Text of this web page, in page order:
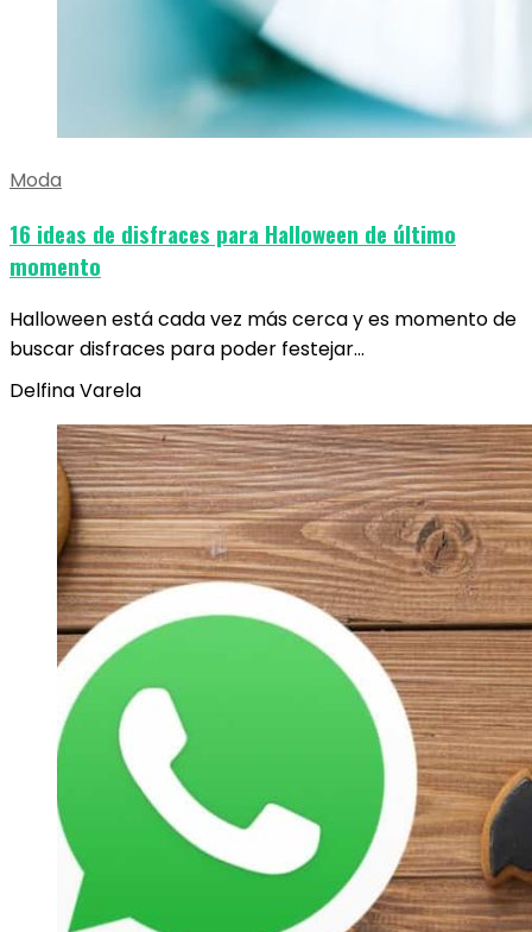
Moda
16 ideas de disfraces para Halloween de último
momento
Halloween está cada vez más cerca y es momento de
buscar disfraces para poder festejar…
Delfina Varela